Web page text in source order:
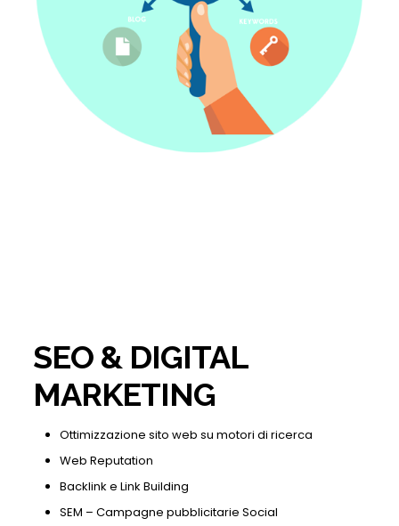
SEO & DIGITAL
MARKETING
Ottimizzazione sito web su motori di ricerca
Web Reputation
Backlink e Link Building
SEM – Campagne pubblicitarie Social